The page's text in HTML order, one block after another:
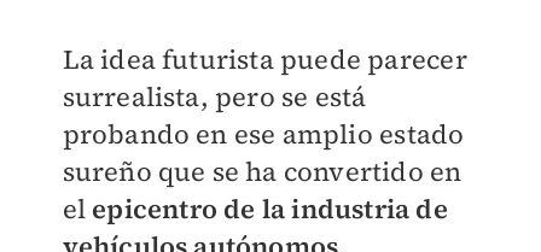
La idea futurista puede parecer
surrealista, pero se está
probando en ese amplio estado
sureño que se ha convertido en
el epicentro de la industria de